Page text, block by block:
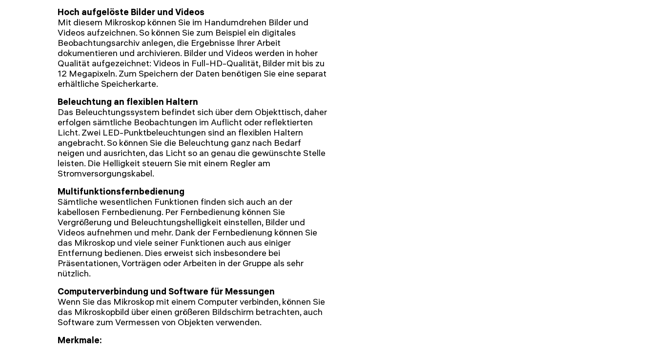
Hoch aufgelöste Bilder und Videos
Mit diesem Mikroskop können Sie im Handumdrehen Bilder und
Videos aufzeichnen. So können Sie zum Beispiel ein digitales
Beobachtungsarchiv anlegen, die Ergebnisse Ihrer Arbeit
dokumentieren und archivieren. Bilder und Videos werden in hoher
Qualität aufgezeichnet: Videos in Full-HD-Qualität, Bilder mit bis zu
12 Megapixeln. Zum Speichern der Daten benötigen Sie eine separat
erhältliche Speicherkarte.
Beleuchtung an flexiblen Haltern
Das Beleuchtungssystem befindet sich über dem Objekttisch, daher
erfolgen sämtliche Beobachtungen im Auflicht oder reflektierten
Licht. Zwei LED-Punktbeleuchtungen sind an flexiblen Haltern
angebracht. So können Sie die Beleuchtung ganz nach Bedarf
neigen und ausrichten, das Licht so an genau die gewünschte Stelle
leisten. Die Helligkeit steuern Sie mit einem Regler am
Stromversorgungskabel.
Multifunktionsfernbedienung
Sämtliche wesentlichen Funktionen finden sich auch an der
kabellosen Fernbedienung. Per Fernbedienung können Sie
Vergrößerung und Beleuchtungshelligkeit einstellen, Bilder und
Videos aufnehmen und mehr. Dank der Fernbedienung können Sie
das Mikroskop und viele seiner Funktionen auch aus einiger
Entfernung bedienen. Dies erweist sich insbesondere bei
Präsentationen, Vorträgen oder Arbeiten in der Gruppe als sehr
nützlich.
Computerverbindung und Software für Messungen
Wenn Sie das Mikroskop mit einem Computer verbinden, können Sie
das Mikroskopbild über einen größeren Bildschirm betrachten, auch
Software zum Vermessen von Objekten verwenden.
Merkmale: